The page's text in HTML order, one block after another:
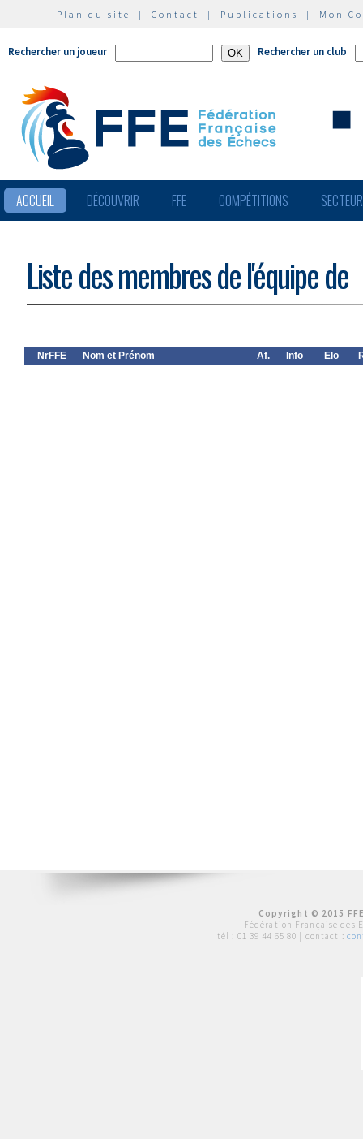
Plan du site | Contact | Publications | Mon
Rechercher un joueur Rechercher un club
ACCUEIL DÉCOUVRIR FFE COMPÉTITIONS
Liste des membres de l'équipe de
NrFFE Nom et Prénom Af. Info Elo
Copyright © 2015
Fédération Française des
tél : 01 39 44 65 80 | contact :